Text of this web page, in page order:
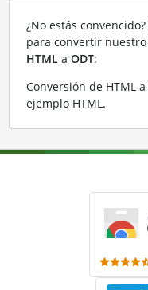
¿No estás
para convertir
HTML a ODT:
Conversión de HTML
ejemplo HTML .